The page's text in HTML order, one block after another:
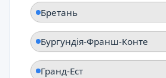
Бретань
Бургундія-Франш-Конте
Гранд-Ест